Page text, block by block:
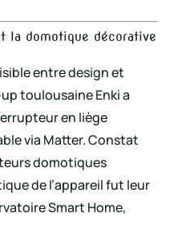
la domotique décorative
entre design et
toulousaine Enki a
en liège
via Matter. Constat
domotiques
de l’appareil fut leur
Smart Home,